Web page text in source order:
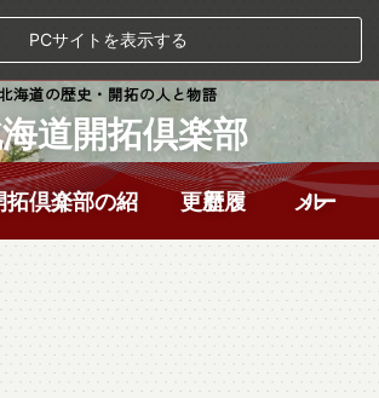
PCサイトを表示する
海道の歴史・開拓の人と物語
道開拓倶楽部
開拓倶楽部の紹介 更新履歴 メール
[%new:New%]